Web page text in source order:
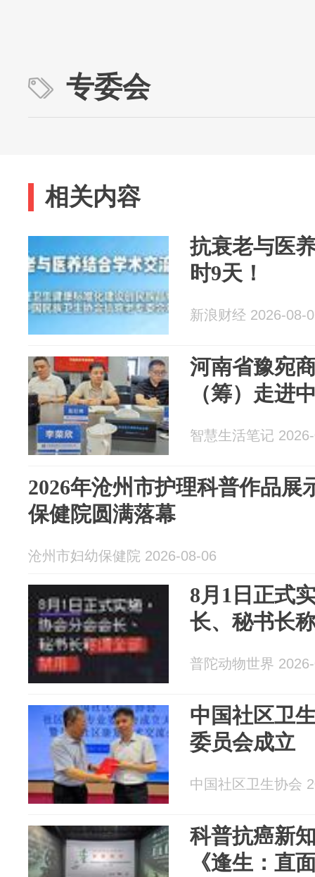
专委会
相关内容
抗衰老与医
时9天！
新浪财经 2026-08-
河南省豫宛
（筹）走进
智慧生活笔记
2026年沧州市护理科普作品展
保健院圆满落幕
沧州市妇幼保健院 2026-08-06
8月1日正式
长、秘书长
普陀动物世界
中国社区卫
委员会成立
中国社区卫生协会
科普抗癌新
《逢生：直